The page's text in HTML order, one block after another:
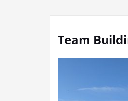
Team